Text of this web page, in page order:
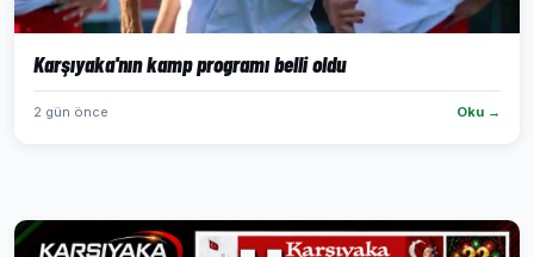
Karşıyaka'nın kamp programı belli oldu
2 gün önce Oku →